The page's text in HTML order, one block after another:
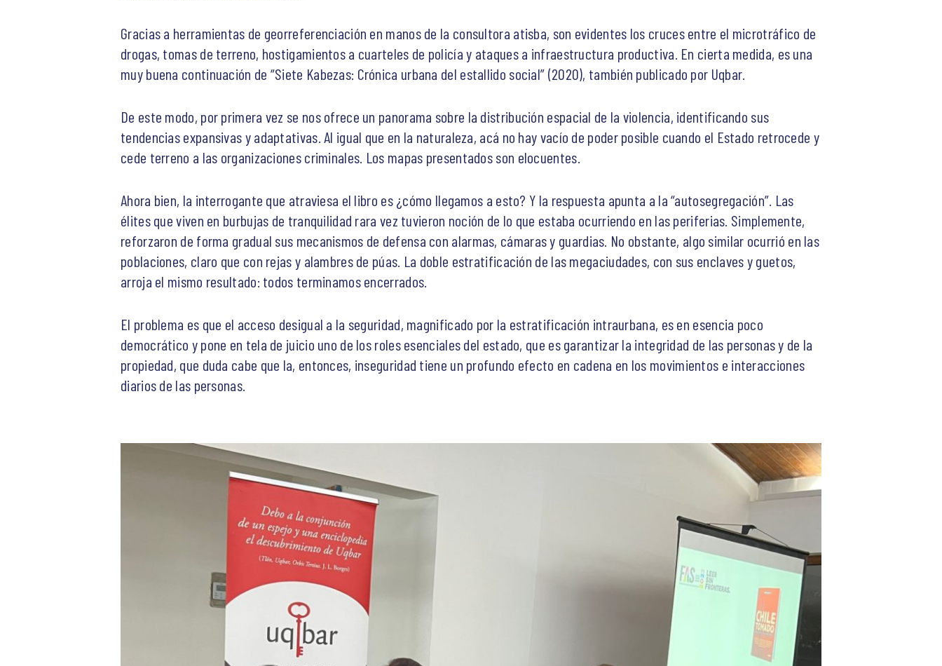
Gracias a herramientas de georreferenciación en manos de la consultora atisba, son evidentes los cruces entre el microtráfico de
drogas, tomas de terreno, hostigamientos a cuarteles de policía y ataques a infraestructura productiva. En cierta medida, es una
muy buena continuación de “Siete Kabezas: Crónica urbana del estallido social” (2020), también publicado por Uqbar.
De este modo, por primera vez se nos ofrece un panorama sobre la distribución espacial de la violencia, identificando sus
tendencias expansivas y adaptativas. Al igual que en la naturaleza, acá no hay vacío de poder posible cuando el Estado retrocede y
cede terreno a las organizaciones criminales. Los mapas presentados son elocuentes.
Ahora bien, la interrogante que atraviesa el libro es ¿cómo llegamos a esto? Y la respuesta apunta a la “autosegregación”. Las
élites que viven en burbujas de tranquilidad rara vez tuvieron noción de lo que estaba ocurriendo en las periferias. Simplemente,
reforzaron de forma gradual sus mecanismos de defensa con alarmas, cámaras y guardias. No obstante, algo similar ocurrió en las
poblaciones, claro que con rejas y alambres de púas. La doble estratificación de las megaciudades, con sus enclaves y guetos,
arroja el mismo resultado: todos terminamos encerrados.
El problema es que el acceso desigual a la seguridad, magnificado por la estratificación intraurbana, es en esencia poco
democrático y pone en tela de juicio uno de los roles esenciales del estado, que es garantizar la integridad de las personas y de la
propiedad, que duda cabe que la, entonces, inseguridad tiene un profundo efecto en cadena en los movimientos e interacciones
diarios de las personas.